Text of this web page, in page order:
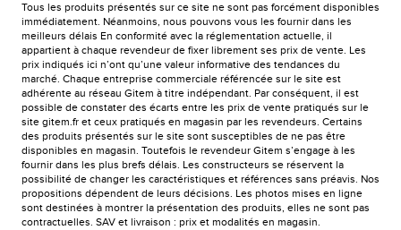
Tous les produits présentés sur ce site ne sont pas forcément disponibles
immédiatement. Néanmoins, nous pouvons vous les fournir dans les
meilleurs délais En conformité avec la réglementation actuelle, il
appartient à chaque revendeur de fixer librement ses prix de vente. Les
prix indiqués ici n’ont qu’une valeur informative des tendances du
marché. Chaque entreprise commerciale référencée sur le site est
adhérente au réseau Gitem à titre indépendant. Par conséquent, il est
possible de constater des écarts entre les prix de vente pratiqués sur le
site gitem.fr et ceux pratiqués en magasin par les revendeurs. Certains
des produits présentés sur le site sont susceptibles de ne pas être
disponibles en magasin. Toutefois le revendeur Gitem s’engage à les
fournir dans les plus brefs délais. Les constructeurs se réservent la
possibilité de changer les caractéristiques et références sans préavis. Nos
propositions dépendent de leurs décisions. Les photos mises en ligne
sont destinées à montrer la présentation des produits, elles ne sont pas
contractuelles. SAV et livraison : prix et modalités en magasin.